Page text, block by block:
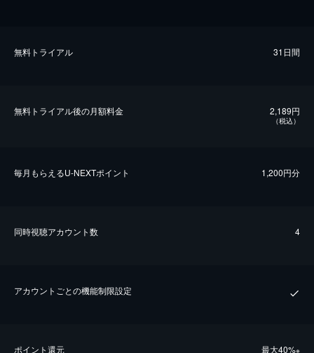
無料トライアル 31日間
無料トライアル後の⽉額料金 2,189円
（税込）
毎⽉もらえるU-NEXTポイント 1,200円分
同時視聴アカウント数 4
アカウントごとの機能制限設定
ポイント還元 最⼤40%※